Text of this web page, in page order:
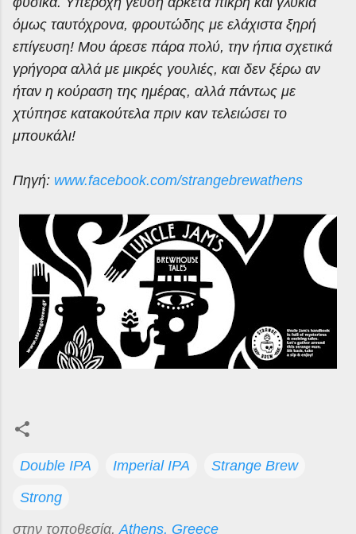
όμως ταυτόχρονα, φρουτώδης με ελάχιστα ξηρή
επίγευση! Μου άρεσε πάρα πολύ, την ήπια σχετικά
γρήγορα αλλά με μικρές γουλιές, και δεν ξέρω αν
ήταν η κούραση της ημέρας, αλλά πάντως με
χτύπησε κατακούτελα πριν καν τελειώσει το
μπουκάλι!
Πηγή: www.facebook.com/strangebrewathens
Double IPA Imperial IPA
Strange Brew
Strong
στην τοποθεσία,Athens, Greece